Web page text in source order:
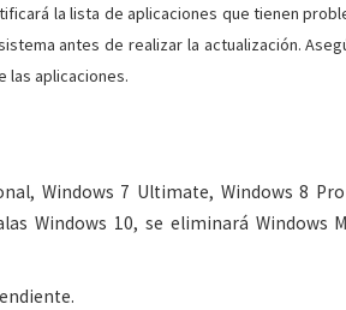
la lista de aplicaciones que tienen
antes de realizar la actualización.
las aplicaciones.
Windows 7 Ultimate, Windows 8
Windows 10, se eliminará Windows